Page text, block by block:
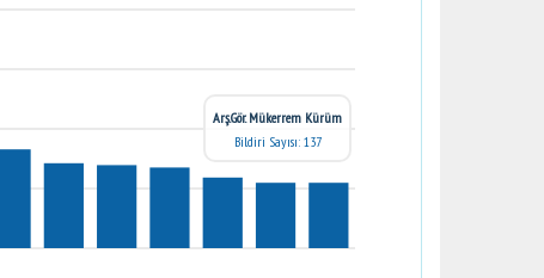
Arş.Gör. Mükerrem Kürüm
Bildiri Sayısı: 137